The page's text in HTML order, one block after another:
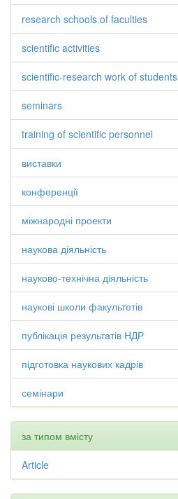
research schools of faculties
scientific activities
scientific-research work of students
seminars
training of scientific personnel
виставки
конференції
міжнародні проекти
наукова діяльність
науково-технічна діяльність
наукові школи факультетів
публікація результатів НДР
підготовка наукових кадрів
семінари
за типом вмісту
Article